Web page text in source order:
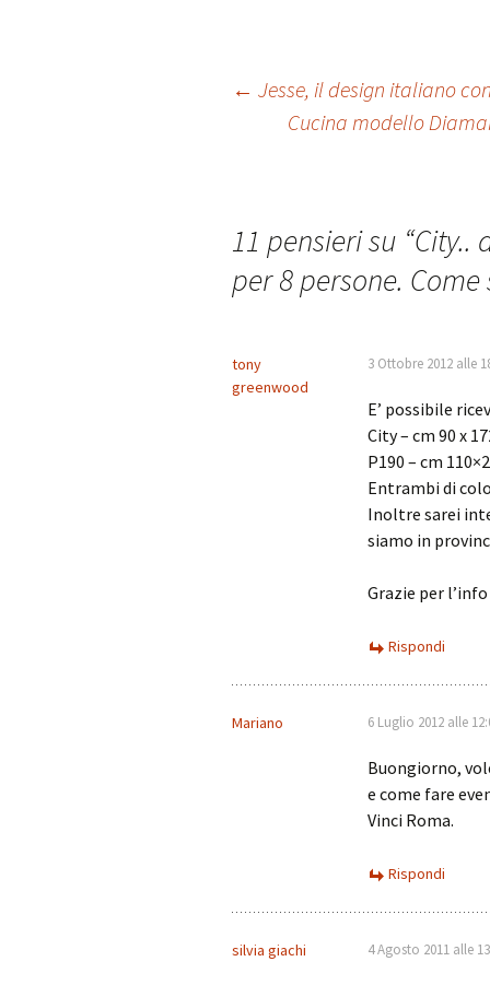
o
er es
t
Navigazione
← Jesse, il design italiano
Cucina modello
11 pensieri su “City..
per 8 persone.
tony
greenwood
3 Ottobre 2012 alle
E’ possibile
City – cm 90 x
P190 – cm
Entrambi di
Inoltre sarei
siamo in
Grazie per l’info
Rispondi
Mariano 6 Luglio 2012 alle
Buongiorno,
e come fare
Vinci Roma.
Rispondi
silvia giachi 4 Agosto 2011 alle